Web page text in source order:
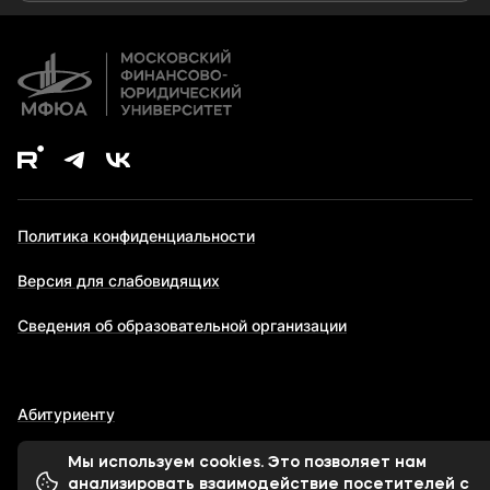
Дополнительное образование
Политика конфиденциальности
Версия для слабовидящих
Сведения об образовательной организации
Абитуриенту
Мы используем cookies. Это позволяет нам
анализировать взаимодействие посетителей с